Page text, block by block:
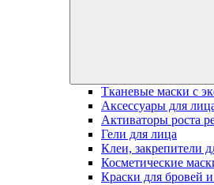
Тканевые маски с
Аксессуары для
Активаторы роста
Гели для лица
Клеи, закрепители
Косметические
Краски для бровей